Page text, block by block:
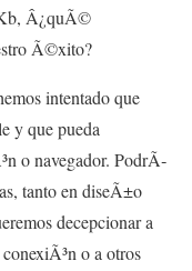
Â¿quÃ©
Ã©xito?
intentado que
y que pueda
o navegador. PodrÃ­
tanto en diseÃ±o
decepcionar a
o a otros